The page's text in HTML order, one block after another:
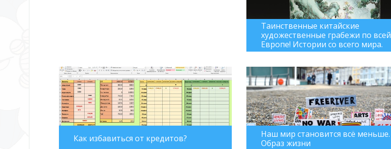
Таинственные китайские
художественные грабежи по всей
Европе! Истории со всего мира.
Как избавиться от кредитов?
Наш мир становится всё меньше.
Образ жизни